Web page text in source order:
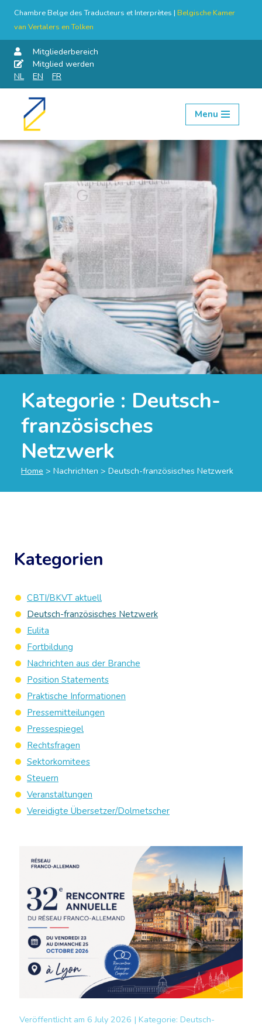
Chambre Belge des Traducteurs et Interprètes | Belgische Kamer
van Vertalers en Tolken
Mitgliederbereich
Mitglied werden
NL
EN FR
Skip
content
Menu
Kategorie : Deutsch-
französisches
Netzwerk
Home > Nachrichten > Deutsch-französisches Netzwerk
Veröffentlicht am 6 July 2026 | Kategorie: Deutsch-
Kategorien
CBTI/BKVT aktuell
Deutsch-französisches Netzwerk
Eulita
Fortbildung
Nachrichten aus der Branche
Position Statements
Praktische Informationen
Pressemitteilungen
Pressespiegel
Rechtsfragen
Sektorkomitees
Steuern
Veranstaltungen
Vereidigte Übersetzer/Dolmetscher